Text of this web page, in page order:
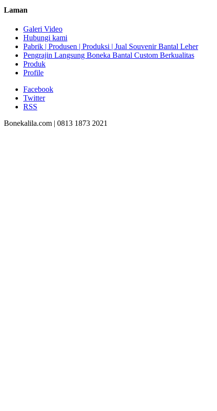
Laman
Galeri Video
Hubungi kami
Pabrik | Produsen | Produksi | Jual Souvenir Bantal Leher
Pengrajin Langsung Boneka Bantal Custom Berkualitas
Produk
Profile
Facebook
Twitter
RSS
Bonekalila.com | 0813 1873 2021